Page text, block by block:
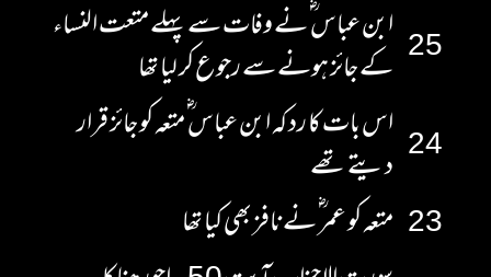
25 ابن عباس ؓ نے وفات سے پہلے متعت النساء
کے جائز ہونے سے رجوع کر لیا تھا
24 اس بات کا رد کہ ابن عباس ؓ متعہ کو جائز قرار
دیتے تھے
23 متعہ کو عمر ؓ نے نافز بھی کیا تھا